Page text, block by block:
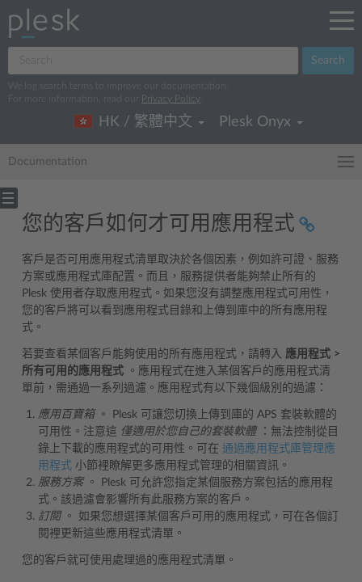
Search
We log search terms to improve our documentation.
For more information, read our
Privacy Policy
HK / 繁體中文 Plesk Onyx
Documentation
您的客戶如何才可用應用程式
客戶是否可用應用程式清單取決於各個因素，例如許可證、服務
方案或應用程式庫配置。而且，服務提供者能夠禁止所有的
Plesk 使用者存取應用程式。如果您沒有調整應用程式可用性，
您的客戶將可以看到應用程式目錄和上傳到庫中的所有應用程
式。
若要查看某個客戶能夠使用的所有應用程式，請轉入 應用程式 >
所有可用的應用程式 。應用程式在進入某個客戶的應用程式清
單前，需通過一系列過濾。應用程式有以下幾個級別的過濾：
應用百寶箱。 Plesk 可讓您切換上傳到庫的 APS 套裝軟體的
可用性。注意這 僅適用於您自己的套裝軟體：無法控制從目
錄上下載的應用程式的可用性。可在 通過應用程式庫管理應
用程式 小節裡瞭解更多應用程式管理的相關資訊。
服務方案。 Plesk 可允許您指定某個服務方案包括的應用程
式。該過濾會影響所有此服務方案的客戶。
訂閱。 如果您想選擇某個客戶可用的應用程式，可在各個訂
閱裡更新這些應用程式清單。
您的客戶就可使用處理過的應用程式清單。